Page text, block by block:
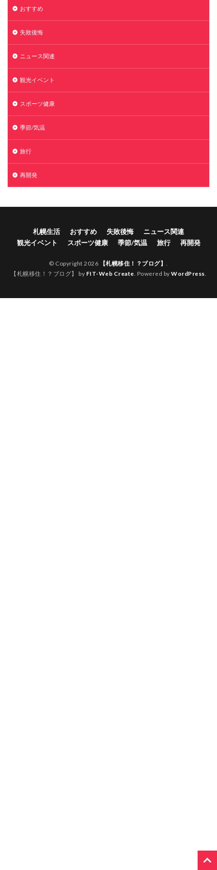
おすすめ
失敗後悔
ニュース関連
観光イベント
スポーツ健康
季節/気温
旅行
再開発
札幌生活 おすすめ 失敗後悔
ニュース関連
観光イベント
スポーツ健康 季節/気温 旅行 再開発
© Copyright 2026 【札幌移住！？ブログ】
【札幌移住！？ブログ】 by FIT-Web Create . Powered by WordPress